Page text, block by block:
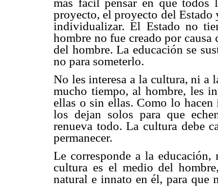
más fácil pensar en que
proyecto, el proyecto del Estado
individualizar. El Estado no
hombre no fue creado por causa
del hombre. La educación se
no para someterlo.
No les interesa a la cultura, ni a
mucho tiempo, al hombre, les
ellas o sin ellas. Como lo
los dejan solos para que
renueva todo. La cultura debe
permanecer.
Le corresponde a la
cultura es el medio del
natural e innato en él, para que